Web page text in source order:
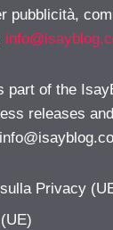
pubblicità,
part of the
releases
Privacy